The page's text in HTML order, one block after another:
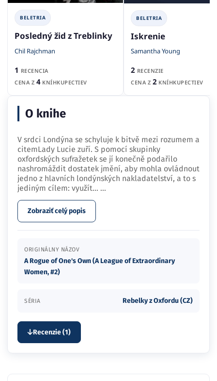
BELETRIA
Posledný žid z Treblinky
Chil Rajchman
1 RECENCIA
CENA Z 4KNÍHKUPECTIEV
BELETRIA
Iskrenie
Samantha Young
2 RECENZIE
CENA Z 2 KNÍHKUPECTIEV
O knihe
V srdci Londýna se schyluje k bitvě mezi rozumem a
citemLady Lucie zuří. S pomocí skupinky
oxfordských sufražetek se jí konečně podařilo
nashromáždit dostatek jmění, aby mohla ovládnout
jedno z hlavních londýnských nakladatelství, a to s
jediným cílem: využít… ...
Zobraziť celý popis
ORIGINÁLNY NÁZOV
A Rogue of One's Own (A League of Extraordinary
Women, #2)
SÉRIA Rebelky z Oxfordu (CZ)
Recenzie (1)